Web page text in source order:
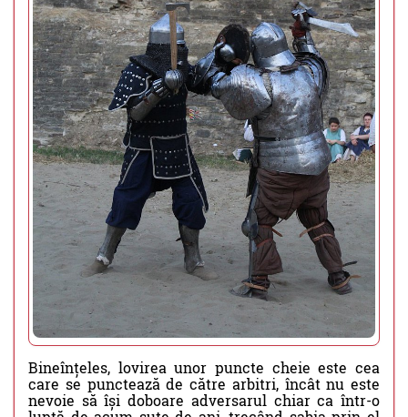
Bineînțeles, lovirea unor puncte cheie este cea
care se punctează de către arbitri, încât nu este
nevoie să își doboare adversarul chiar ca într-o